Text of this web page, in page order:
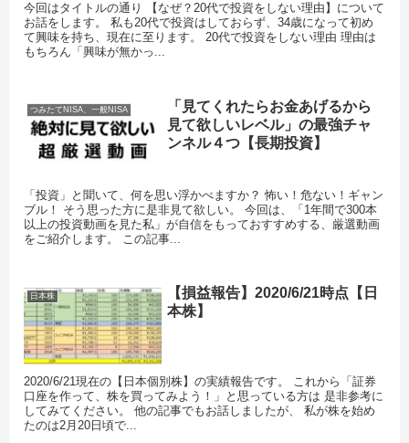
今回はタイトルの通り 【なぜ？20代で投資をしない理由】について
お話をします。 私も20代で投資はしておらず、34歳になって初め
て興味を持ち、現在に至ります。 20代で投資をしない理由 理由は
もちろん「興味が無かっ...
つみたてNISA、一般NISA
「見てくれたらお金あげるから
見て欲しいレベル」の最強チャ
ンネル４つ【長期投資】
「投資」と聞いて、何を思い浮かべますか？ 怖い！危ない！ギャン
ブル！ そう思った方に是非見て欲しい。 今回は、「1年間で300本
以上の投資動画を見た私」が自信をもっておすすめする、厳選動画
をご紹介します。 この記事...
日本株
【損益報告】2020/6/21時点【日
本株】
2020/6/21現在の【日本個別株】の実績報告です。 これから「証券
口座を作って、株を買ってみよう！」と思っている方は 是非参考に
してみてください。 他の記事でもお話しましたが、 私が株を始め
たのは2月20日頃で...